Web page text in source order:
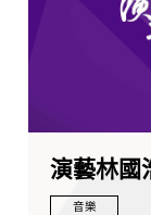
演藝林國
音樂